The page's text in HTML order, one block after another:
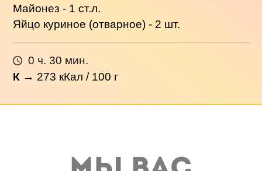
Майонез - 1 ст.л.
Яйцо куриное (отварное) - 2 шт.
0 ч. 30 мин.
К → 273 кКал / 100 г